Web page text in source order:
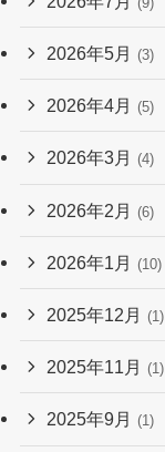
2026年5月 (3)
2026年4月 (5)
2026年3月 (4)
2026年2月 (6)
2026年1月 (10)
2025年12月 (1)
2025年11月 (1)
2025年9月 (1)